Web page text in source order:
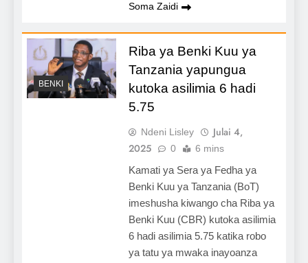
Soma Zaidi
BENKI
Riba ya Benki Kuu ya
Tanzania yapungua
kutoka asilimia 6 hadi
5.75
Ndeni Lisley
Julai 4,
2025
0 6 mins
Kamati ya Sera ya Fedha ya
Benki Kuu ya Tanzania (BoT)
imeshusha kiwango cha Riba ya
Benki Kuu (CBR) kutoka asilimia
6 hadi asilimia 5.75 katika robo
ya tatu ya mwaka inayoanza